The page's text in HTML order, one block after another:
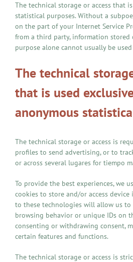
The technical storage or access that
statistical purposes. Without a
on the part of your Internet Service
from a third party, information
purpose alone cannot usually be
The technical
that is used
anonymous
The technical storage or access is
profiles to send advertising, or to
or across several lugares for tiempo
To provide the best experiences, we
cookies to store and/or access
to these technologies will allow us to
browsing behavior or unique IDs on
consenting or withdrawing consent,
certain features and functions.
The technical storage or access is